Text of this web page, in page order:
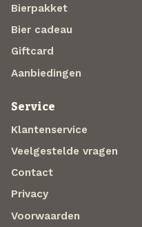
Bierpakket
Bier cadeau
Giftcard
Aanbiedingen
Service
Klantenservice
Veelgestelde vragen
Contact
Privacy
Voorwaarden